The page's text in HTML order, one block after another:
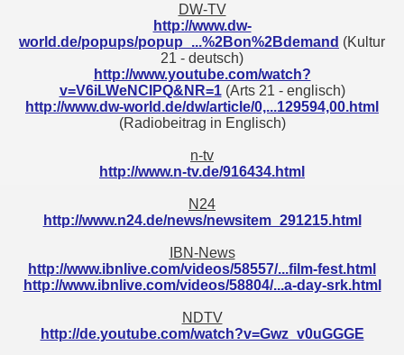
DW-TV
http://www.dw-
world.de/popups/popup_...%2Bon%2Bdemand (Kultur
21 - deutsch)
http://www.youtube.com/watch?
v=V6iLWeNCIPQ&NR=1(Arts 21 - englisch)
http://www.dw-world.de/dw/article/0,...129594,00.html
(Radiobeitrag in Englisch)
n-tv
http://www.n-tv.de/916434.html
N24
http://www.n24.de/news/newsitem_291215.html
IBN-News
http://www.ibnlive.com/videos/58557/...film-fest.html
http://www.ibnlive.com/videos/58804/...a-day-srk.html
NDTV
http://de.youtube.com/watch?v=Gwz_v0uGGGE